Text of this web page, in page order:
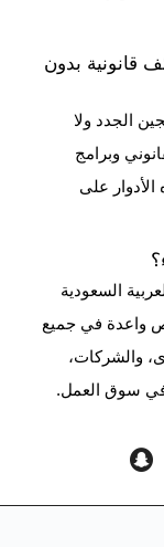
قانونية بدون
الجدد ولا
وبرامج
على
السعودية
واعدة في جميع
والشركات،
في سوق العمل.